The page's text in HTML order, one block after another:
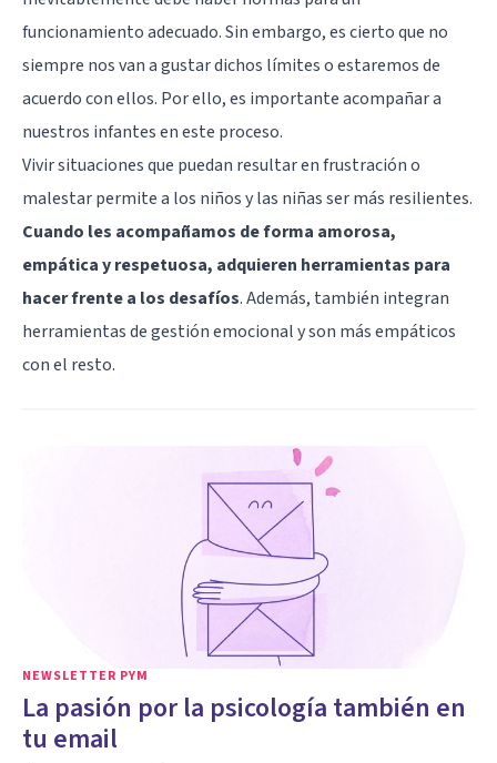
funcionamiento adecuado. Sin embargo, es cierto que no
siempre nos van a gustar dichos límites o estaremos de
acuerdo con ellos. Por ello, es importante acompañar a
nuestros infantes en este proceso.
Vivir situaciones que puedan resultar en frustración o
malestar permite a los niños y las niñas ser más resilientes.
Cuando les acompañamos de forma amorosa,
empática y respetuosa, adquieren herramientas para
hacer frente a los desafíos. Además, también integran
herramientas de gestión emocional y son más empáticos
con el resto.
NEWSLETTER PYM
La pasión por la psicología también en
tu email